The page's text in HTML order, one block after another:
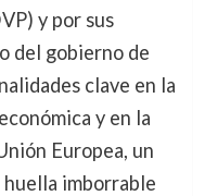
y por sus
del gobierno de
clave en la
y en la
Europea, un
imborrable